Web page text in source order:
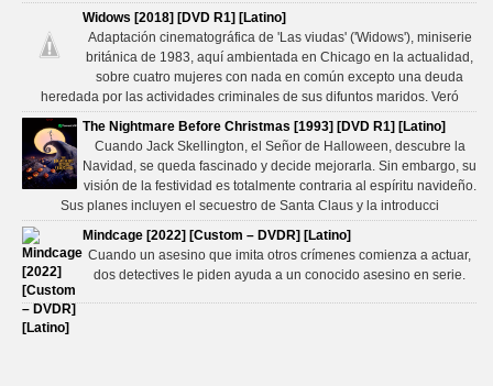
Widows [2018] [DVD R1] [Latino]
Adaptación cinematográfica de 'Las viudas' ('Widows'), miniserie
británica de 1983, aquí ambientada en Chicago en la actualidad,
sobre cuatro mujeres con nada en común excepto una deuda
heredada por las actividades criminales de sus difuntos maridos. Veró
The Nightmare Before Christmas [1993] [DVD R1] [Latino]
Cuando Jack Skellington, el Señor de Halloween, descubre la
Navidad, se queda fascinado y decide mejorarla. Sin embargo, su
visión de la festividad es totalmente contraria al espíritu navideño.
Sus planes incluyen el secuestro de Santa Claus y la introducci
Mindcage [2022] [Custom – DVDR] [Latino]
Cuando un asesino que imita otros crímenes comienza a actuar,
dos detectives le piden ayuda a un conocido asesino en serie.